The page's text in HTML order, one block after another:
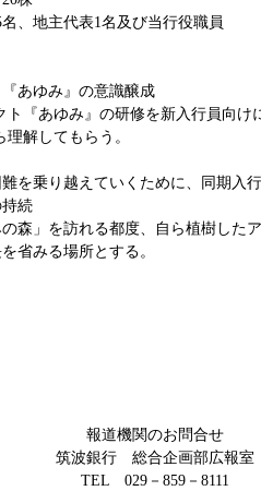
地主代表1名及び当行役職員
『あゆみ』の意識醸成
ト『あゆみ』の研修を新入行員向
解してもらう。
を乗り越えていくために、同期入
持続
訪れる都度、自ら植樹したアジ
省みる場所とする。
報道機関のお問合せ
筑波銀行 総合企画部広報室
TEL 029－859－8111